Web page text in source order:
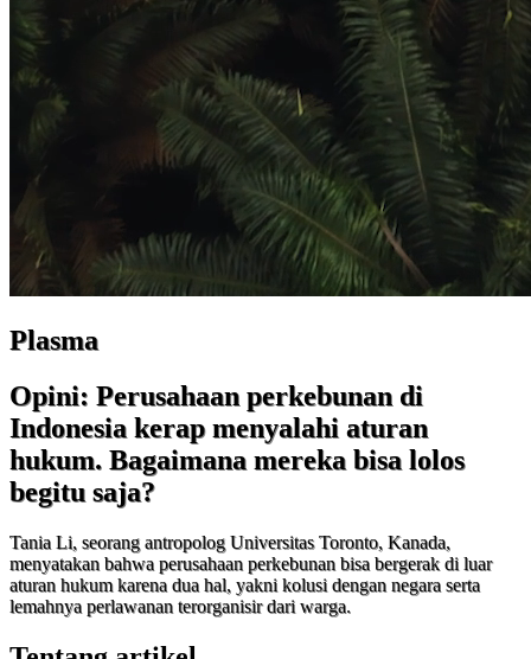
Plasma
Opini: Perusahaan perkebunan di
Indonesia kerap menyalahi aturan
hukum. Bagaimana mereka bisa lolos
begitu saja?
Tania Li, seorang antropolog Universitas Toronto, Kanada,
menyatakan bahwa perusahaan perkebunan bisa bergerak di luar
aturan hukum karena dua hal, yakni kolusi dengan negara serta
lemahnya perlawanan terorganisir dari warga.